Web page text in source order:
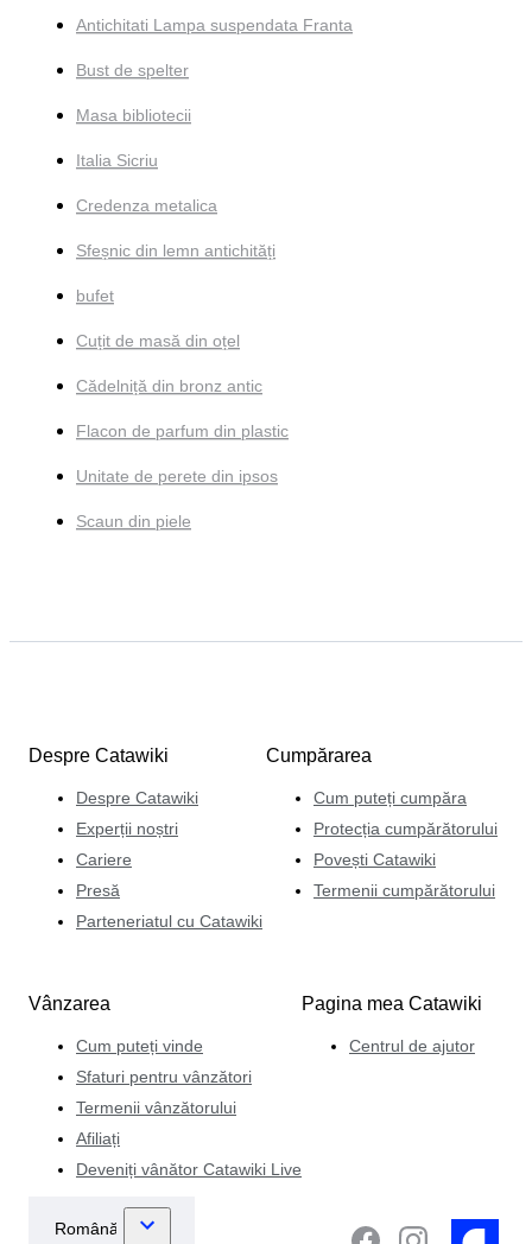
Antichitati Lampa suspendata Franta
Bust de spelter
Masa bibliotecii
Italia Sicriu
Credenza metalica
Sfeșnic din lemn antichități
bufet
Cuțit de masă din oțel
Cădelniță din bronz antic
Flacon de parfum din plastic
Unitate de perete din ipsos
Scaun din piele
Despre Catawiki
Despre Catawiki
Experții noștri
Cariere
Presă
Parteneriatul cu Catawiki
Cumpărarea
Cum puteți cumpăra
Protecția cumpărătorului
Povești Catawiki
Termenii cumpărătorului
Vânzarea
Cum puteți vinde
Sfaturi pentru vânzători
Termenii vânzătorului
Afiliați
Deveniți vânător Catawiki Live
Pagina mea Catawiki
Centrul de ajutor